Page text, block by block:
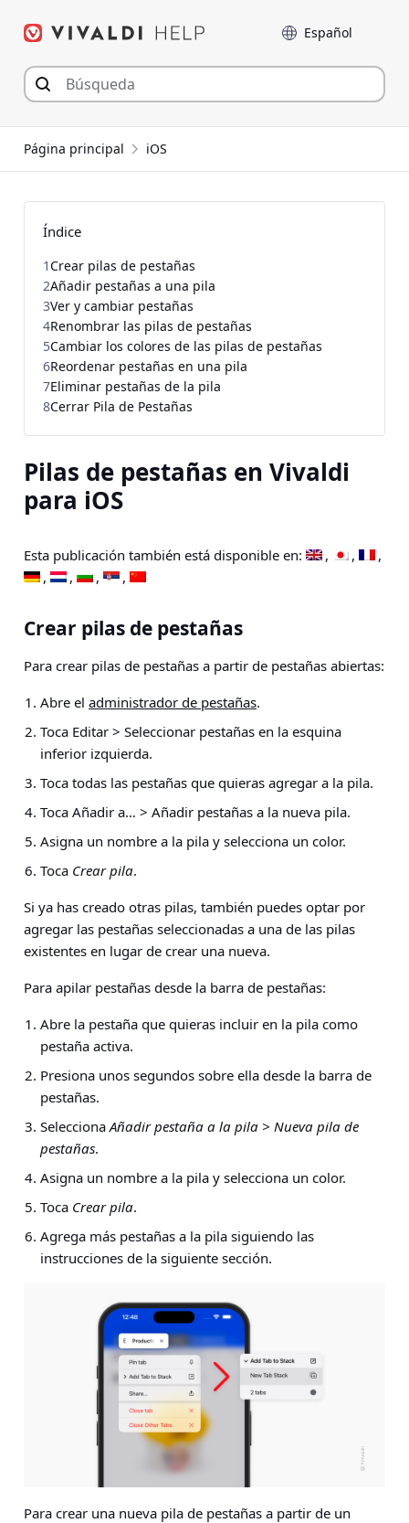
Language
Página principal iOS
Pilas de pestañas en Vivaldi
para iOS
Esta publicación también está disponible en:
Crear pilas de pestañas
Para crear pilas de pestañas a partir de pestañas abiertas:
Abre el administrador de pestañas.
Toca Editar > Seleccionar pestañas en la esquina
inferior izquierda.
Toca todas las pestañas que quieras agregar a la pila.
Toca Añadir a… > Añadir pestañas a la nueva pila.
Asigna un nombre a la pila y selecciona un color.
Toca Crear pila.
Si ya has creado otras pilas, también puedes optar por
agregar las pestañas seleccionadas a una de las pilas
existentes en lugar de crear una nueva.
Para apilar pestañas desde la barra de pestañas:
Abre la pestaña que quieras incluir en la pila como
pestaña activa.
Presiona unos segundos sobre ella desde la barra de
pestañas.
SeleccionaAñadir pestaña a la pila > Nueva pila de
pestañas.
Asigna un nombre a la pila y selecciona un color.
Toca Crear pila.
Agrega más pestañas a la pila siguiendo las
instrucciones de la siguiente sección.
Para crear una nueva pila de pestañas a partir de un
Índice
1Crear pilas de pestañas
2Añadir pestañas a una pila
3Ver y cambiar pestañas
4Renombrar las pilas de pestañas
5Cambiar los colores de las pilas de pestañas
6Reordenar pestañas en una pila
7Eliminar pestañas de la pila
8Cerrar Pila de Pestañas